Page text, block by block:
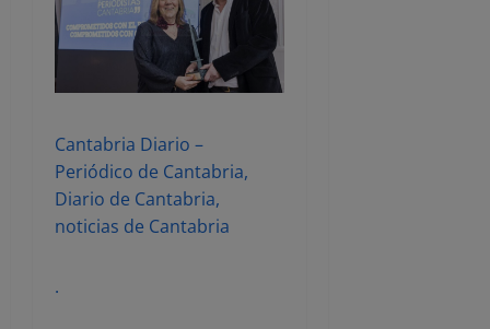
Cantabria Diario –
Periódico de Cantabria,
Diario de Cantabria,
noticias de Cantabria
.